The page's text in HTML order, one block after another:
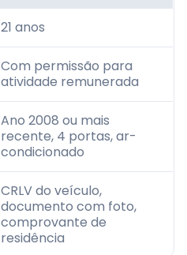
21 anos
Com permissão para
atividade remunerada
Ano 2008 ou mais
recente, 4 portas, ar-
condicionado
CRLV do veículo,
documento com foto,
comprovante de
residência